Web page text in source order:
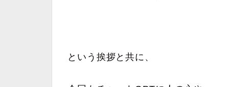
という挨拶と共に、